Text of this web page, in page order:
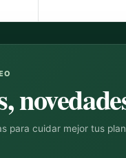
para cuidar mejor tus